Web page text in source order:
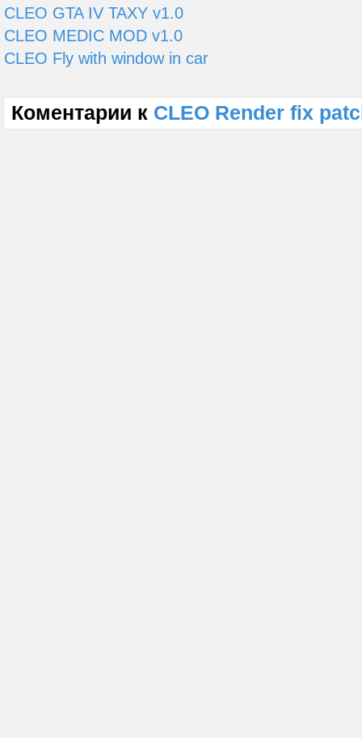
CLEO GTA IV TAXY v1.0
CLEO MEDIC MOD v1.0
CLEO Fly with window in car
Коментарии к CLEO Render fix